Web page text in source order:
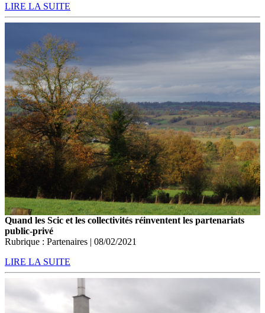
LIRE LA SUITE
Quand les Scic et les collectivités réinventent les partenariats
public-privé
Rubrique : Partenaires | 08/02/2021
LIRE LA SUITE